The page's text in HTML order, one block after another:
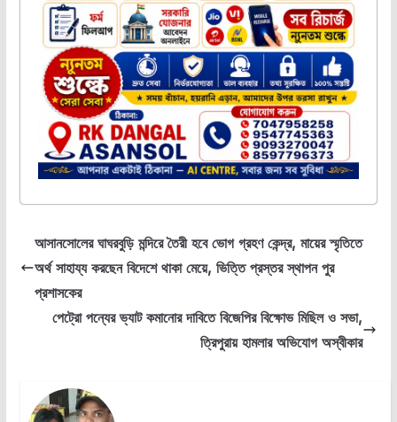
আসানসোলের ঘাঘরবুড়ি মন্দিরে তৈরী হবে ভোগ গ্রহণ কেন্দ্র, মায়ের স্মৃতিতে
অর্থ সাহায্য করছেন বিদেশে থাকা মেয়ে, ভিত্তি প্রস্তর স্থাপন পুর
প্রশাসকের
পেট্রো পন্যের ভ্যাট কমানোর দাবিতে বিজেপির বিক্ষোভ মিছিল ও সভা,
ত্রিপুরায় হামলার অভিযোগ অস্বীকার